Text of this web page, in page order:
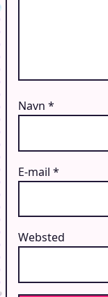
Navn *
E-mail *
Websted